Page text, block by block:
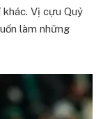
Vị cựu Quỷ
làm những